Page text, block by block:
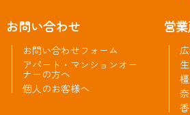
お問い合わせ
お問い合わせフォーム
アパート・マンションオー
ナーの方へ
個人のお客様へ
営